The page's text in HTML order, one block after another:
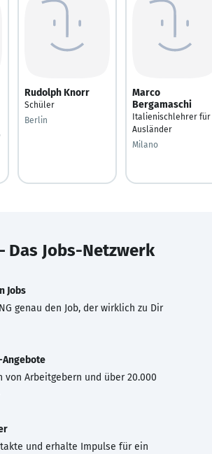
Rudolph Knorr
Schüler
Berlin
Marco
Bergamaschi
Italienischlehrer für
Ausländer
Milano
Das Jobs-Netzwerk
Jobs
genau den Job, der wirklich zu Dir
Angebote
von Arbeitgebern und über 20.000
und erhalte Impulse für ein